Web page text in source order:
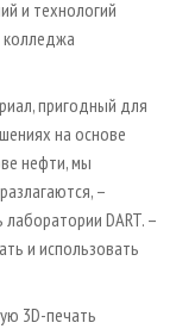
и технологий
колледжа
пригодный для
на основе
нефти, мы
–
DART. –
и использовать
3D-печать